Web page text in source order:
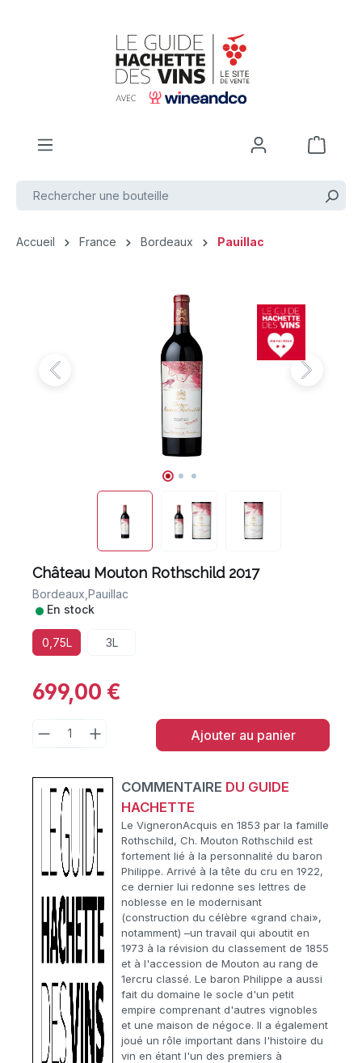
Accueil France Bordeaux Pauillac
Château Mouton Rothschild 2017
Bordeaux, Pauillac
•En stock
0,75L 3L
699,00 €
Ajouter au panier
COMMENTAIRE DU GUIDE
HACHETTE
Le VigneronAcquis en 1853 par la famille
Rothschild, Ch. Mouton Rothschild est
fortement lié à la personnalité du baron
Philippe. Arrivé à la tête du cru en 1922,
ce dernier lui redonne ses lettres de
noblesse en le modernisant
(construction du célèbre «grand chai»,
notamment) –un travail qui aboutit en
1973 à la révision du classement de 1855
et à l'accession de Mouton au rang de
1ercru classé. Le baron Philippe a aussi
fait du domaine le socle d'un petit
empire comprenant d'autres vignobles
et une maison de négoce. Il a également
joué un rôle important dans l'histoire du
vin en étant l'un des premiers à